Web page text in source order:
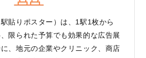
貼りポスター）は、1駅1枚から
限られた予算でも効果的な広告展
、地元の企業やクリニック、商店